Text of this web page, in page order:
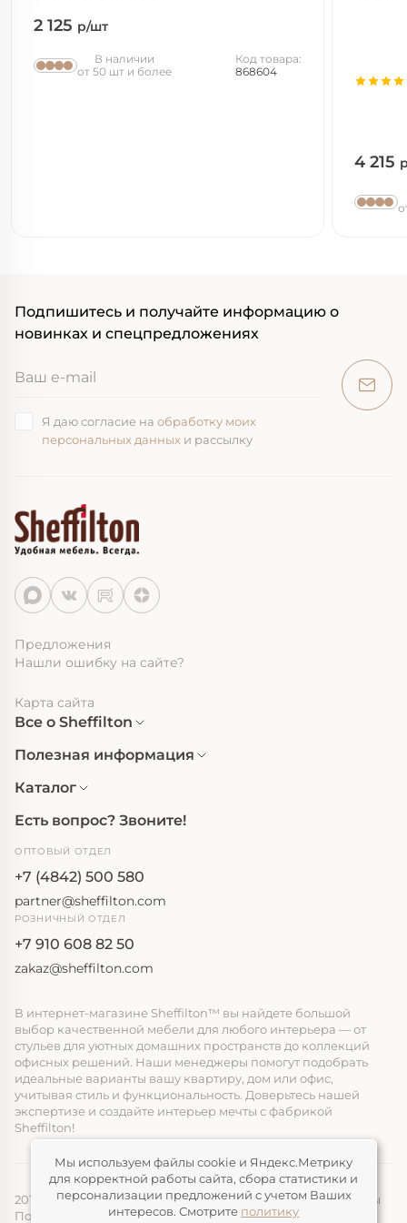
2 125 р/шт
В наличии
от 50 шт и более
Код товара:
868604
4 215
Подпишитесь и получайте информацию о
новинках и спецпредложениях
Я даю согласие на обработку моих
персональных данных и рассылку
Предложения
Нашли ошибку на сайте?
Карта сайта
Все о Sheffilton
Полезная информация
Каталог
Есть вопрос? Звоните!
ОПТОВЫЙ ОТДЕЛ
+7 (4842) 500 580
partner@sheffilton.com
РОЗНИЧНЫЙ ОТДЕЛ
+7 910 608 82 50
zakaz@sheffilton.com
В интернет-магазине Sheffilton™ вы найдете большой
выбор качественной мебели для любого интерьера — от
стульев для уютных домашних пространств до коллекций
офисных решений. Наши менеджеры помогут подобрать
идеальные варианты вашу квартиру, дом или офис,
учитывая стиль и функциональность. Доверьтесь нашей
экспертизе и создайте интерьер мечты с фабрикой
Sheffilton!
2014-2026, ООО «ЭЛМАТ», Sheffilton™ Все права защищены
Политика конфиденциальности
Мы используем файлы cookie и Яндекс.Метрику
для корректной работы сайта, сбора статистики и
персонализации предложений с учетом Ваших
интересов. Смотрите политику